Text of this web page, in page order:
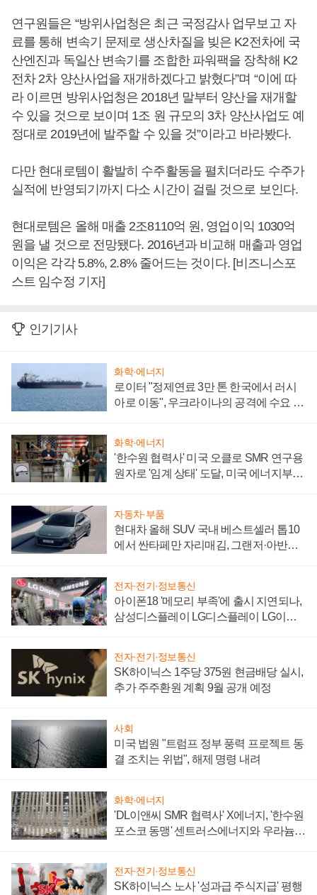
연구원들은 “방위사업청은 최근 국정감사 업무보고 자
료를 통해 변속기 문제로 생산차질을 빚은 K2전차에 국
산엔진과 독일산 변속기를 조합한 파워팩을 장착해 K2
전차 2차 양산사업을 재개하겠다고 밝혔다”며 “이에 따
라 이르면 방위사업청은 2018년 말부터 양산을 재개할
수 있을 것으로 보이며 1조 원 규모의 3차 양산사업도 예
정대로 2019년에 발주할 수 있을 것”이라고 바라봤다.
다만 현대로템이 활발히 수주활동을 펼치더라도 수주가
실적에 반영되기까지 다소 시간이 걸릴 것으로 보인다.
현대로템은 올해 매출 2조8110억 원, 영업이익 1030억
원을 낼 것으로 전망됐다. 2016년과 비교해 매출과 영업
이익은 각각 5.8%, 2.8% 줄어드는 것이다. [비즈니스포
스트 임수정 기자]
인기기사
화학·에너지
로이터 "정제연료 3만 톤 한국에서 러시
아로 이동", 우크라이나의 공격에 수요 늘
화학·에너지
'한수원 협력사' 미국 오클로 SMR 연구용
원자로 '임계 상태' 도달, 미국 에너지부
자동차·부품
현대차 올해 SUV 국내 베스트셀러 톱10
에서 싼타페만 자리매김, 그랜저·아반떼
전자·전기·정보통신
아이폰18 '메모리 부족'에 출시 지연되나,
삼성디스플레이 LG디스플레이 LG이노
전자·전기·정보통신
SK하이닉스 1주당 375원 현금배당 실시,
추가 주주환원 계획 9월 공개 예정
사회
미국 법원 "트럼프 정부 풍력 프로젝트 동
결 조치는 위법", 해제 명령 내려
화학·에너지
'DL이앤씨 SMR 협력사' X에너지, '한수원
포스코 동맹' 센트러스에너지와 우라늄
전자·전기·정보통신
SK하이닉스 노사 '성과급 주식지급' 평행